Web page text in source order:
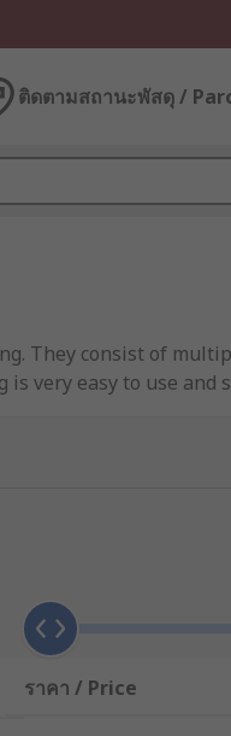
ติดตามสถานะพัสดุ /
They consist of
very easy to use and
get different colour
ideal for at home.
ราคา / Price